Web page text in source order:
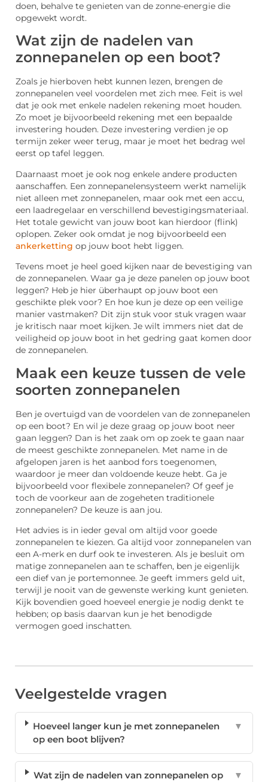
doen, behalve te genieten van de zonne-energie die
opgewekt wordt.
Wat zijn de nadelen van
zonnepanelen op een boot?
Zoals je hierboven hebt kunnen lezen, brengen de
zonnepanelen veel voordelen met zich mee. Feit is wel
dat je ook met enkele nadelen rekening moet houden.
Zo moet je bijvoorbeeld rekening met een bepaalde
investering houden. Deze investering verdien je op
termijn zeker weer terug, maar je moet het bedrag wel
eerst op tafel leggen.
Daarnaast moet je ook nog enkele andere producten
aanschaffen. Een zonnepanelensysteem werkt namelijk
niet alleen met zonnepanelen, maar ook met een accu,
een laadregelaar en verschillend bevestigingsmateriaal.
Het totale gewicht van jouw boot kan hierdoor (flink)
oplopen. Zeker ook omdat je nog bijvoorbeeld een
ankerketting op jouw boot hebt liggen.
Tevens moet je heel goed kijken naar de bevestiging van
de zonnepanelen. Waar ga je deze panelen op jouw boot
leggen? Heb je hier überhaupt op jouw boot een
geschikte plek voor? En hoe kun je deze op een veilige
manier vastmaken? Dit zijn stuk voor stuk vragen waar
je kritisch naar moet kijken. Je wilt immers niet dat de
veiligheid op jouw boot in het gedring gaat komen door
de zonnepanelen.
Maak een keuze tussen de vele
soorten zonnepanelen
Ben je overtuigd van de voordelen van de zonnepanelen
op een boot? En wil je deze graag op jouw boot neer
gaan leggen? Dan is het zaak om op zoek te gaan naar
de meest geschikte zonnepanelen. Met name in de
afgelopen jaren is het aanbod fors toegenomen,
waardoor je meer dan voldoende keuze hebt. Ga je
bijvoorbeeld voor flexibele zonnepanelen? Of geef je
toch de voorkeur aan de zogeheten traditionele
zonnepanelen? De keuze is aan jou.
Het advies is in ieder geval om altijd voor goede
zonnepanelen te kiezen. Ga altijd voor zonnepanelen van
een A-merk en durf ook te investeren. Als je besluit om
matige zonnepanelen aan te schaffen, ben je eigenlijk
een dief van je portemonnee. Je geeft immers geld uit,
terwijl je nooit van de gewenste werking kunt genieten.
Kijk bovendien goed hoeveel energie je nodig denkt te
hebben; op basis daarvan kun je het benodigde
vermogen goed inschatten.
Veelgestelde vragen
Hoeveel langer kun je met zonnepanelen
op een boot blijven?
▼
Wat zijn de nadelen van zonnepanelen op
▼